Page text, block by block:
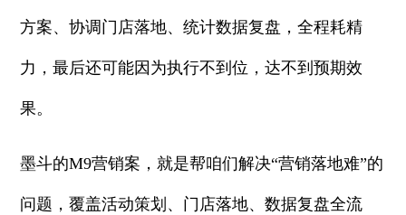
方案、协调门店落地、统计数据复盘，全程耗精
力，最后还可能因为执行不到位，达不到预期效
果。
墨斗的M9营销案，就是帮咱们解决“营销落地难”的
问题，覆盖活动策划、门店落地、数据复盘全流